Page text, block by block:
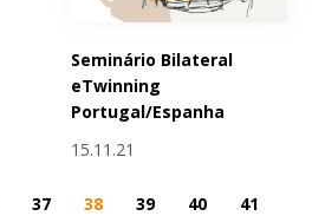
Seminário Bilateral
eTwinning
Portugal/Espanha
15.11.21
37 38 39 40
41